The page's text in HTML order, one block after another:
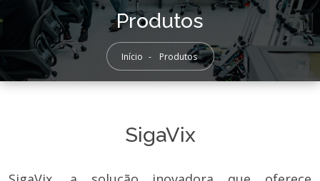
Produtos
Início - Produtos
SigaVix